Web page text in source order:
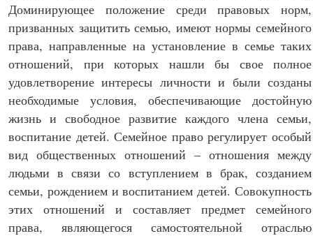
Доминирующее положение среди правовых норм,
призванных защитить семью, имеют нормы семейного
права, направленные на установление в семье таких
отношений, при которых нашли бы свое полное
удовлетворение интересы личности и были созданы
необходимые условия, обеспечивающие достойную
жизнь и свободное развитие каждого члена семьи,
воспитание детей. Семейное право регулирует особый
вид общественных отношений – отношения между
людьми в связи со вступлением в брак, созданием
семьи, рождением и воспитанием детей. Совокупность
этих отношений и составляет предмет семейного
права, являющегося самостоятельной отраслью